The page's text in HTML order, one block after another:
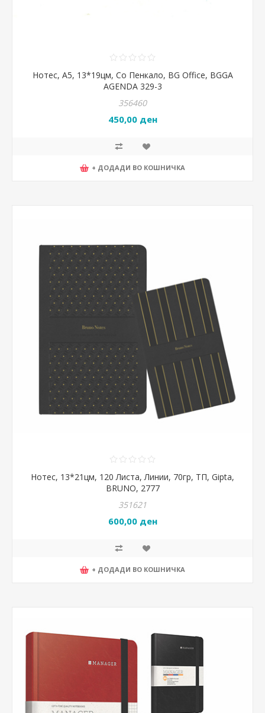
Нотес, А5, 13*19цм, Со Пенкало, BG Office, BGGA
AGENDA 329-3
356460
450,00 ден
+ ДОДАДИ ВО КОШНИЧКА
Нотес, 13*21цм, 120 Листа, Линии, 70гр, ТП, Gipta,
BRUNO, 2777
351621
600,00 ден
+ ДОДАДИ ВО КОШНИЧКА